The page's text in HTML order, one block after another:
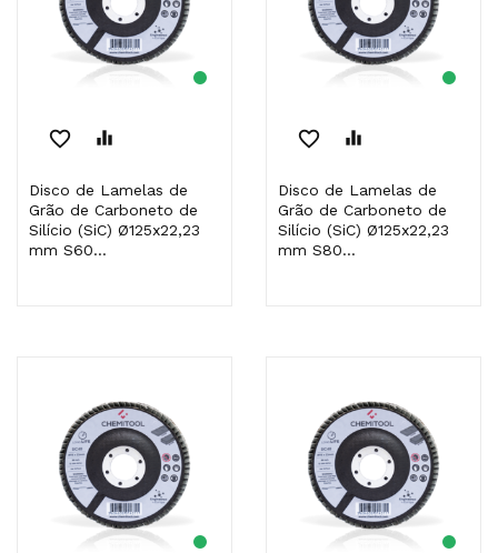
favorite_border equalizer
Disco de Lamelas de
Grão de Carboneto de
Silício (SiC) Ø125x22,23
mm S60...
favorite_border equalizer
Disco de Lamelas de
Grão de Carboneto de
Silício (SiC) Ø125x22,23
mm S80...